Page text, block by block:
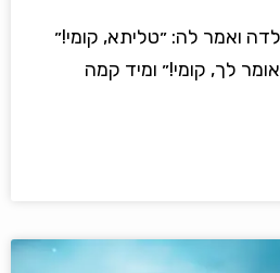
ואמר לה: ״טליתא, קומי!״
לך, קומי!״ ומיד קמה